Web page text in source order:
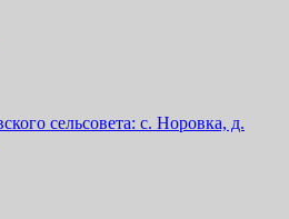
сельсовета: с. Норовка, д.